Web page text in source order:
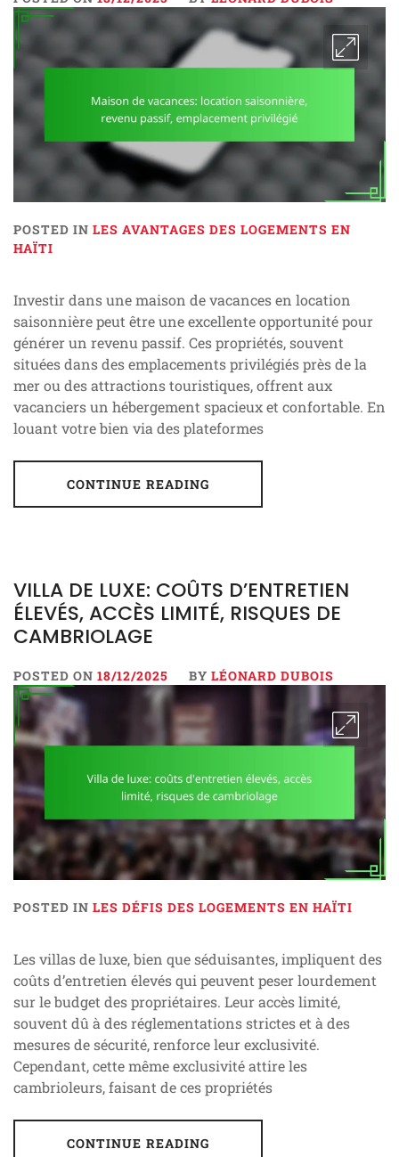
POSTED IN LES AVANTAGES DES LOGEMENTS EN
HAÏTI
Investir dans une maison de vacances en location
saisonnière peut être une excellente opportunité pour
générer un revenu passif. Ces propriétés, souvent
situées dans des emplacements privilégiés près de la
mer ou des attractions touristiques, offrent aux
vacanciers un hébergement spacieux et confortable. En
louant votre bien via des plateformes
CONTINUE READING
VILLA DE LUXE: COÛTS D’ENTRETIEN
ÉLEVÉS, ACCÈS LIMITÉ, RISQUES DE
CAMBRIOLAGE
POSTED ON 18/12/2025 BY LÉONARD DUBOIS
POSTED IN LES DÉFIS DES LOGEMENTS EN HAÏTI
Les villas de luxe, bien que séduisantes, impliquent des
coûts d’entretien élevés qui peuvent peser lourdement
sur le budget des propriétaires. Leur accès limité,
souvent dû à des réglementations strictes et à des
mesures de sécurité, renforce leur exclusivité.
Cependant, cette même exclusivité attire les
cambrioleurs, faisant de ces propriétés
CONTINUE READING